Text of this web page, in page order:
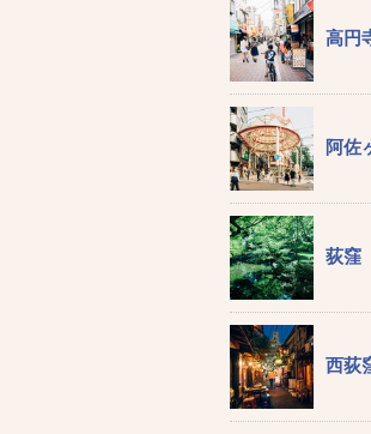
高円
阿佐
荻窪
西荻